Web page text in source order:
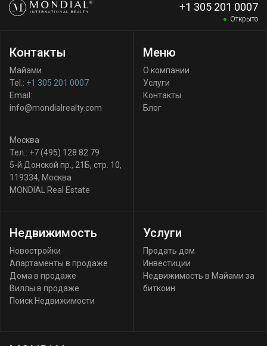
+1 305 201 0007
Открыто
Контакты
Майами
Tel.: +1 305 201 0007
Email:
info@mondialrealty.com
Москва
Тел.: +7 (495) 128 82 79
5-й Донской пр., 21Б, стр. 10,
119334, Москва
MONDIAL Real Estate
Меню
О компании
Услуги
Контакты
Блог
Недвижимость
Новостройки
Апартаменты в продаже
Дома в продаже
Виллы в продаже
Поиск Недвижимости
Услуги
Продать дом
Инвестиции
Недвижимость в Майами за
биткоин